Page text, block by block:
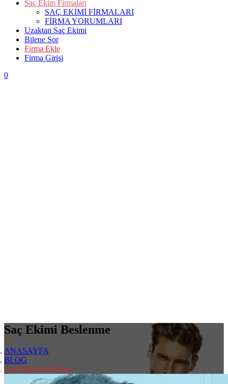
Saç Ekim Firmaları
SAÇ EKİMİ FİRMALARI
FİRMA YORUMLARI
Uzaktan Saç Ekimi
Bilene Sor
Firma Ekle
Firma Girişi
0
Saç Ekimi Beslenme
ANASAYFA
BLOG
Saç Ekimi Beslenme